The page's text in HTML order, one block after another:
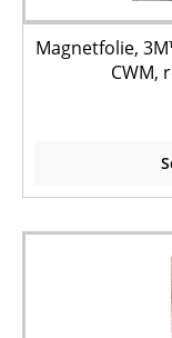
Magnetfolie,
CWM,